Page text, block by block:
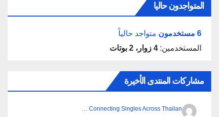
المتواجدون حاليا
6 مستخدمون
متواجد حالياً
المستخدمين: 4 زوار، 2 بوتات
مشاركات المنتدى الأخيرة
Connecting Singles Across Thailan …